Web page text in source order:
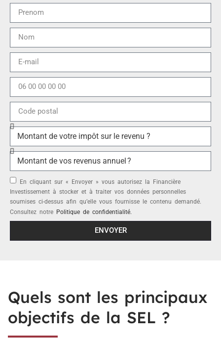
En cliquant sur « Envoyer » vous autorisez la Financière
Investissement à stocker et à traiter vos données personnelles
soumises ci-dessus afin qu’elle vous fournisse le contenu demandé.
Consultez notre Politique de confidentialité.
ENVOYER
Quels sont les principaux
objectifs de la SEL ?